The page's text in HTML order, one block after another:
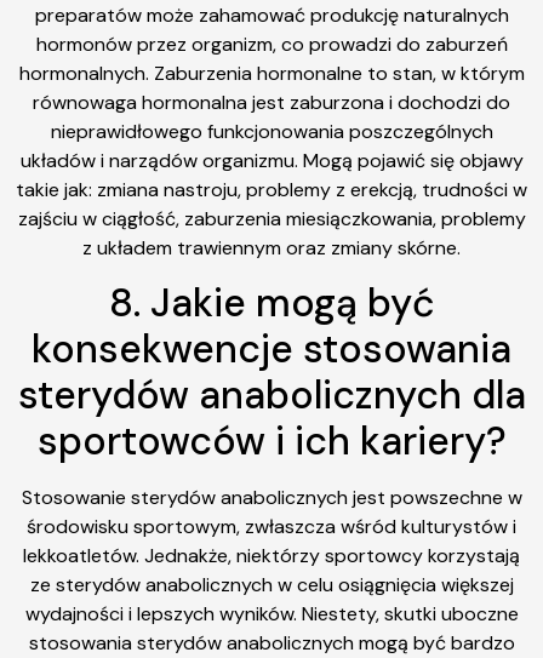
preparatów może zahamować produkcję naturalnych
hormonów przez organizm, co prowadzi do zaburzeń
hormonalnych. Zaburzenia hormonalne to stan, w którym
równowaga hormonalna jest zaburzona i dochodzi do
nieprawidłowego funkcjonowania poszczególnych
układów i narządów organizmu. Mogą pojawić się objawy
takie jak: zmiana nastroju, problemy z erekcją, trudności w
zajściu w ciągłość, zaburzenia miesiączkowania, problemy
z układem trawiennym oraz zmiany skórne.
8. Jakie mogą być
konsekwencje stosowania
sterydów anabolicznych dla
sportowców i ich kariery?
Stosowanie sterydów anabolicznych jest powszechne w
środowisku sportowym, zwłaszcza wśród kulturystów i
lekkoatletów. Jednakże, niektórzy sportowcy korzystają
ze sterydów anabolicznych w celu osiągnięcia większej
wydajności i lepszych wyników. Niestety, skutki uboczne
stosowania sterydów anabolicznych mogą być bardzo